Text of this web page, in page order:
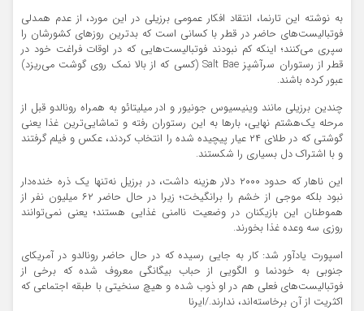
به نوشته این تارنما، انتقاد افکار عمومی برزیلی در این مورد، از عدم همدلی
فوتبالیست‌های حاضر در قطر با کسانی است که بدترین روزهای کشورشان را
سپری می‌کنند؛ اینکه کم نبودند فوتبالیست‌هایی که در اوقات فراغت خود در
قطر از رستوران سرآشپز Salt Bae (کسی که از بالا نمک روی گوشت می‌ریزد)
عبور کرده باشند.
چندین برزیلی مانند وینیسیوس جونیور و ادر میلیتائو به همراه رونالدو قبل از
مرحله یک‌هشتم نهایی، بارها به این رستوران رفته و تماشایی‌ترین غذا یعنی
گوشتی که در طلای ۲۴ عیار پیچیده شده را انتخاب کردند، عکس و فیلم گرفتند
و با اشتراک دل بسیاری را شکستند.
این ناهار که حدود ۲۰۰۰ دلار هزینه داشت، در برزیل نه‌تنها یک ذره خنده‌دار
نبود بلکه موجی از خشم را برانگیخت؛ زیرا در حال حاضر ۶۲ میلیون نفر از
هموطنان این بازیکنان در وضعیت ناامنی غذایی هستند؛ یعنی نمی‌توانند
روزی سه وعده غذا بخورند.
اسپورت یادآور شد: کار به جایی رسیده که در حال حاضر رونالدو در آمریکای
جنوبی به خودنما و الگویی از حباب بیگانگی معروف شده که برخی از
فوتبالیست‌های فعلی هم در او ذوب شده و هیچ سنخیتی با طبقه اجتماعی که
اکثریت از آن برخاسته‌اند، ندارند./ایرنا